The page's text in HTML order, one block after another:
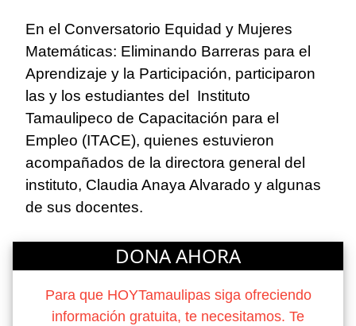
En el Conversatorio Equidad y Mujeres
Matemáticas: Eliminando Barreras para el
Aprendizaje y la Participación, participaron
las y los estudiantes del Instituto
Tamaulipeco de Capacitación para el
Empleo (ITACE), quienes estuvieron
acompañados de la directora general del
instituto, Claudia Anaya Alvarado y algunas
de sus docentes.
DONA AHORA
Para que HOYTamaulipas siga ofreciendo
información gratuita, te necesitamos. Te